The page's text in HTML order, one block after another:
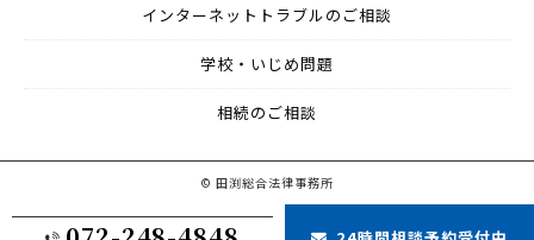
インターネットトラブルのご相談
学校・いじめ問題
相続のご相談
© 田渕総合法律事務所